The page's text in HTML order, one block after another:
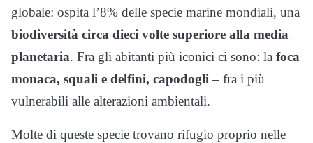
globale: ospita l’8% delle specie marine mondiali, una
biodiversità circa dieci volte superiore alla media
planetaria. Fra gli abitanti più iconici ci sono: la foca
monaca, squali e delfini, capodogli – fra i più
vulnerabili alle alterazioni ambientali.
Molte di queste specie trovano rifugio proprio nelle